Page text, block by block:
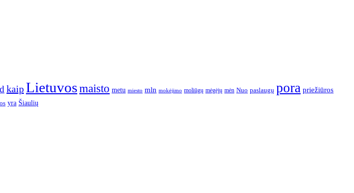
kaipLietuvosmaisto metu miesto mln mokėjimo moliūgų mėgėjų mėn Nuo paslaugų pora priežiūros
yra Šiaulių